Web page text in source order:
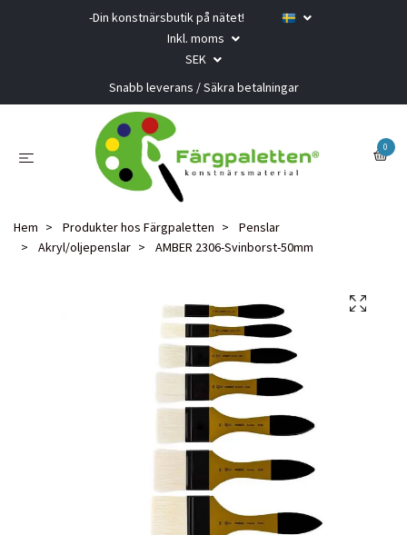
-Din konstnärsbutik på nätet!
Inkl. moms
SEK
Snabb leverans / Säkra betalningar
0
Hem Produkter hos Färgpaletten
Penslar
Akryl/oljepenslar
AMBER 2306-Svinborst-50mm